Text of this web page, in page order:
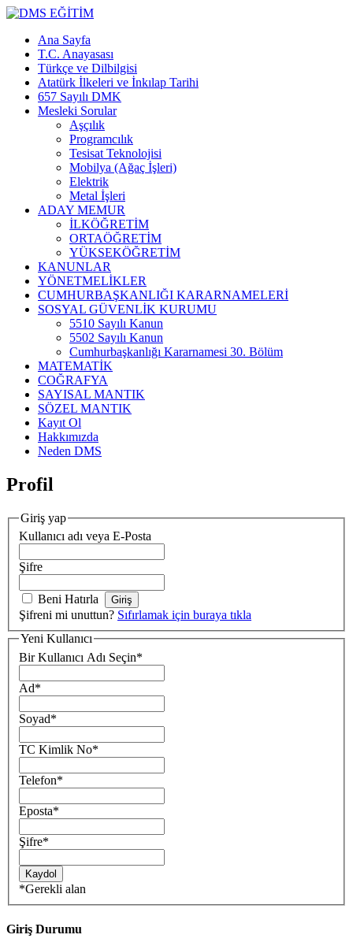
Ana Sayfa
T.C. Anayasası
Türkçe ve Dilbilgisi
Atatürk İlkeleri ve İnkılap Tarihi
657 Sayılı DMK
Mesleki Sorular
Aşçılık
Programcılık
Tesisat Teknolojisi
Mobilya (Ağaç İşleri)
Elektrik
Metal İşleri
ADAY MEMUR
İLKÖĞRETİM
ORTAÖĞRETİM
YÜKSEKÖĞRETİM
KANUNLAR
YÖNETMELİKLER
CUMHURBAŞKANLIĞI KARARNAMELERİ
SOSYAL GÜVENLİK KURUMU
5510 Sayılı Kanun
5502 Sayılı Kanun
Cumhurbaşkanlığı Kararnamesi 30. Bölüm
MATEMATİK
COĞRAFYA
SAYISAL MANTIK
SÖZEL MANTIK
Kayıt Ol
Hakkımızda
Neden DMS
Profil
Giriş yap
Kullanıcı adı veya E-Posta
Şifre
Beni Hatırla
Şifreni mi unuttun? Sıfırlamak için buraya tıkla
Yeni Kullanıcı
Bir Kullanıcı Adı Seçin*
Ad*
Soyad*
TC Kimlik No*
Telefon*
Eposta*
Şifre*
*Gerekli alan
Giriş Durumu